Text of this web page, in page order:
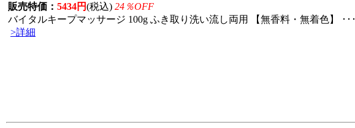
販売特価： 5434円(税込) 24％OFF
バイタルキープマッサージ 100g ふき取り洗い流し両用 【無香料・無着色】 ･･･
>詳細